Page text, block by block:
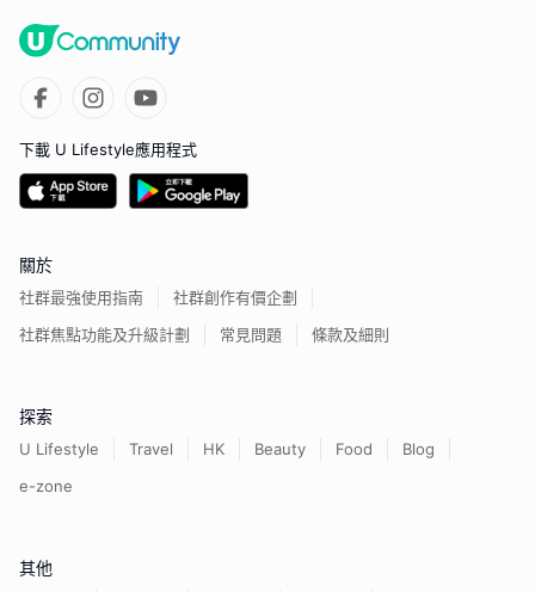
下載 U Lifestyle應用程式
關於
社群最強使用指南
社群創作有價企劃
社群焦點功能及升級計劃
常見問題 條款及細則
探索
U Lifestyle Travel HK Beauty Food
Blog
e-zone
其他